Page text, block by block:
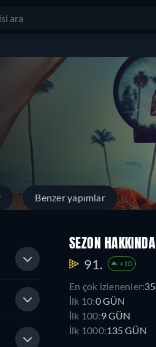
Benzer yapımlar
SEZON HAKKINDA
91. +10
En çok izlenenler:35.
İlk 10:0 GÜN
İlk 100:9 GÜN
İlk 1000:135 GÜN